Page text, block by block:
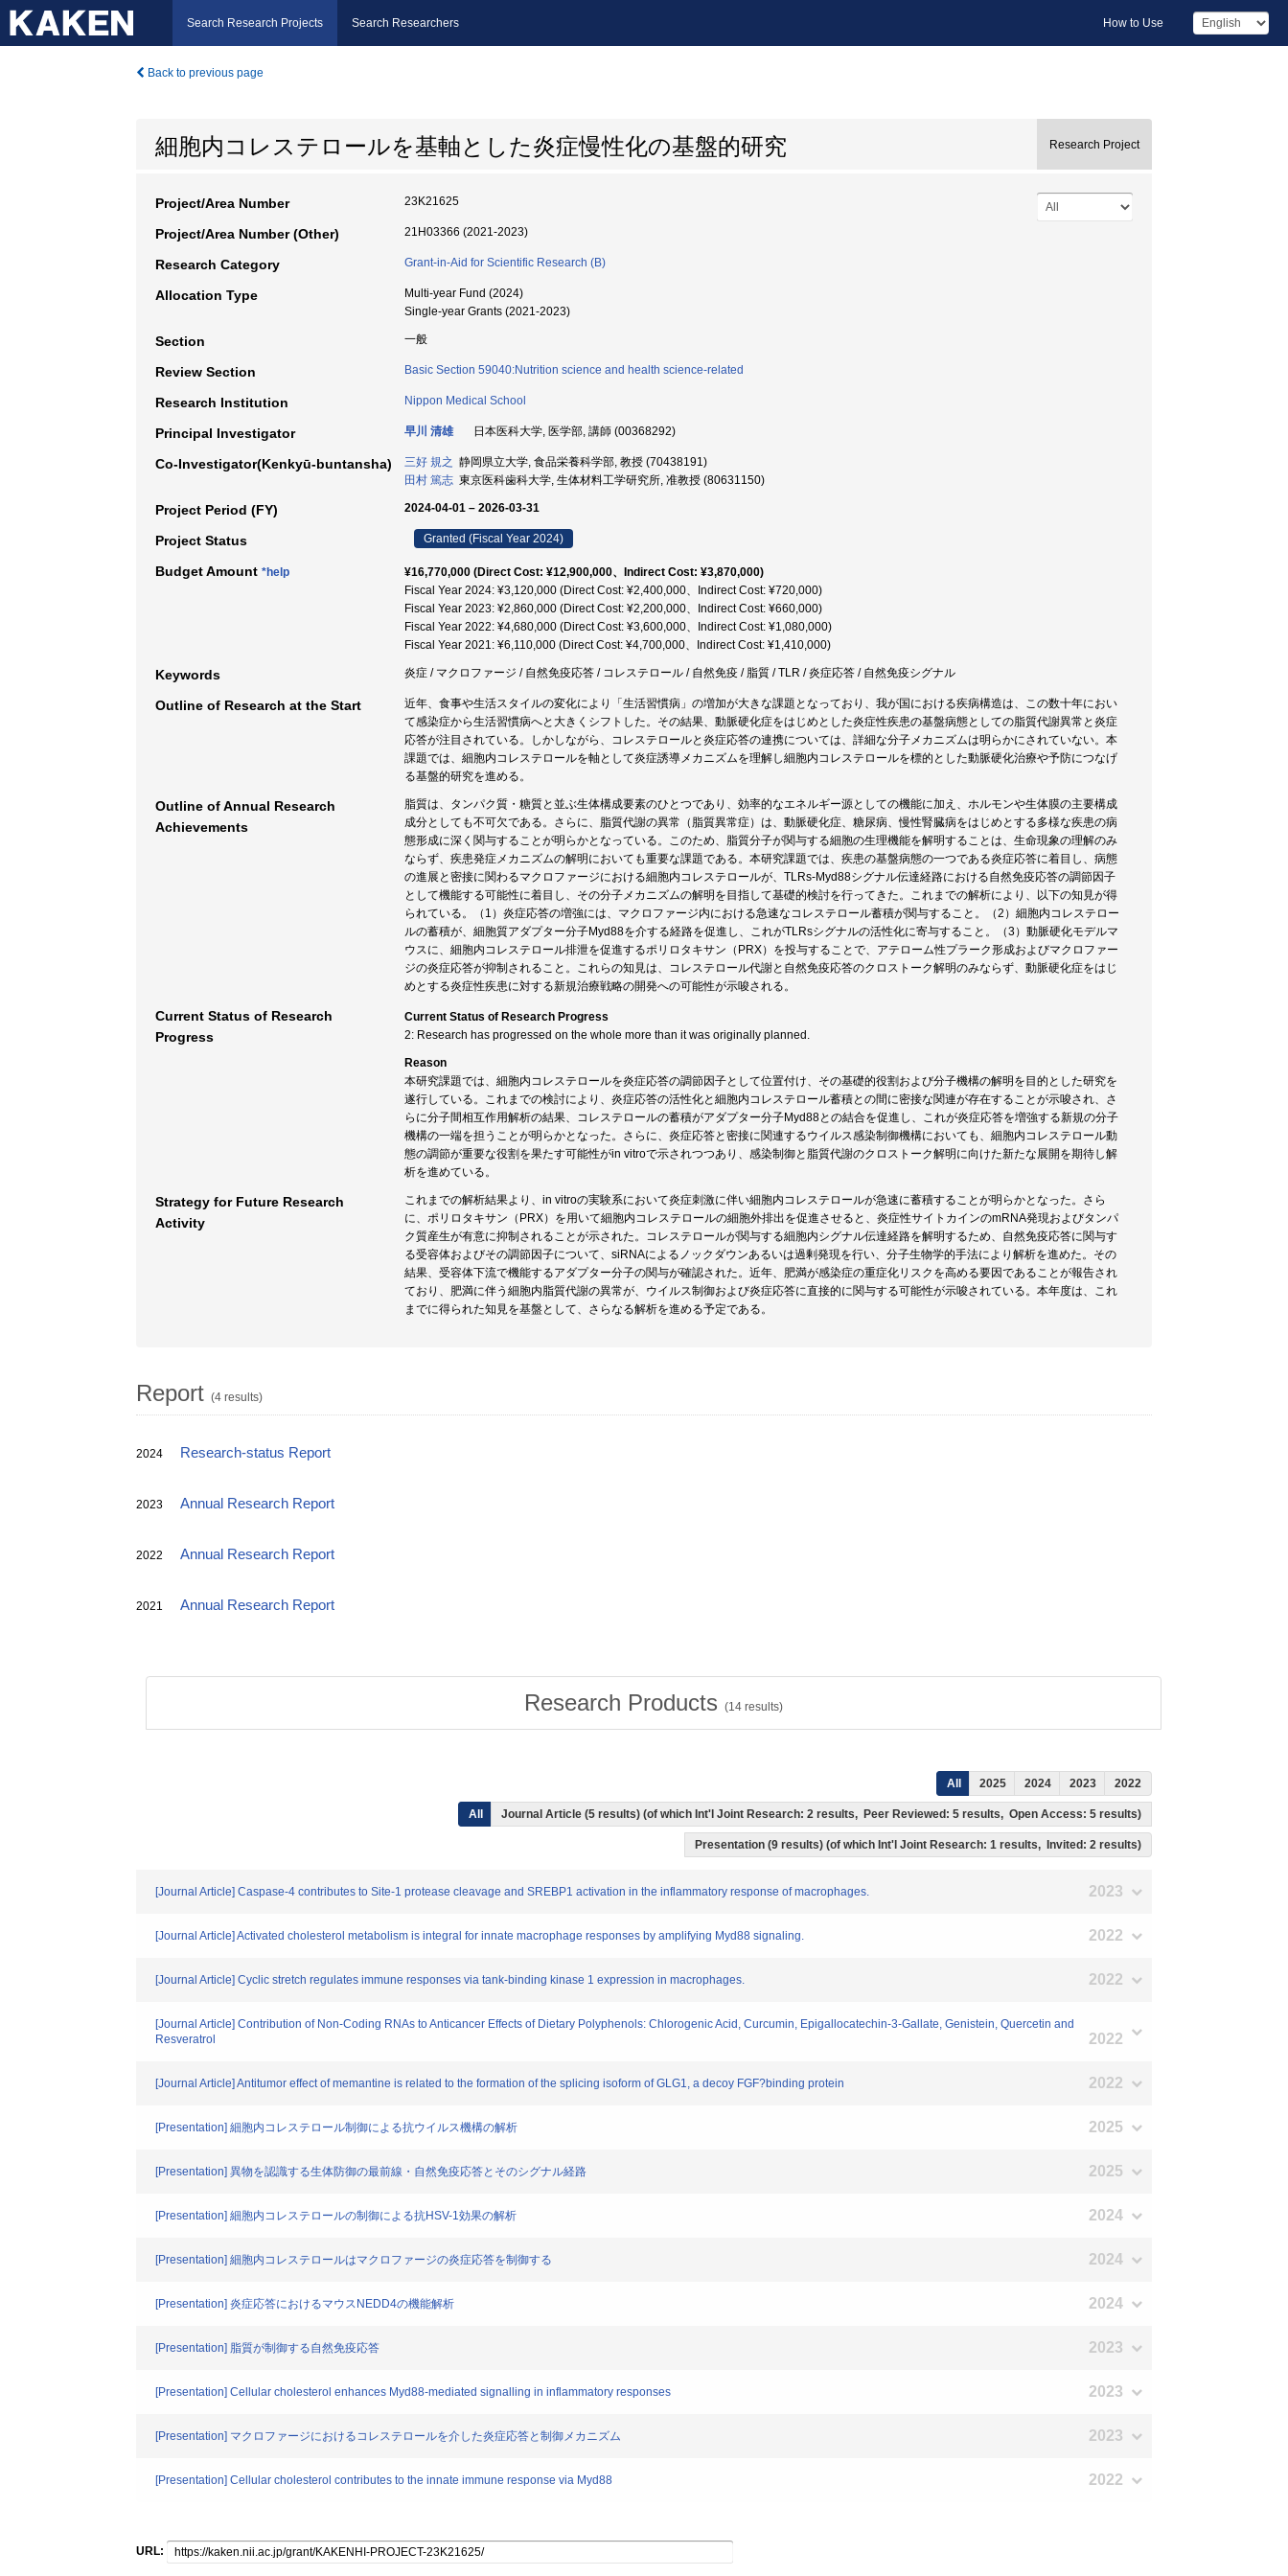
Search Research Projects Search Researchers How to Use
Back to previous page
細胞内コレステロールを基軸とした炎症慢性化の基盤的研究 Research Project
Project/Area Number 23K21625
Project/Area Number (Other) 21H03366 (2021-2023)
Research Category Grant-in-Aid for Scientific Research (B)
Allocation Type
Multi-year Fund (2024)
Single-year Grants (2021-2023)
Section 一般
Review Section Basic Section 59040:Nutrition science and health science-related
Research Institution Nippon Medical School
Principal Investigator 早川 清雄 日本医科大学, 医学部, 講師 (00368292)
Co-Investigator(Kenkyū-buntansha) 三好 規之 静岡県立大学, 食品栄養科学部, 教授 (70438191)
田村 篤志 東京医科歯科大学, 生体材料工学研究所, 准教授 (80631150)
Project Period (FY) 2024-04-01 – 2026-03-31
Project Status Granted (Fiscal Year 2024)
Budget Amount *help
¥16,770,000 (Direct Cost: ¥12,900,000、Indirect Cost: ¥3,870,000)
Fiscal Year 2024: ¥3,120,000 (Direct Cost: ¥2,400,000、Indirect Cost: ¥720,000)
Fiscal Year 2023: ¥2,860,000 (Direct Cost: ¥2,200,000、Indirect Cost: ¥660,000)
Fiscal Year 2022: ¥4,680,000 (Direct Cost: ¥3,600,000、Indirect Cost: ¥1,080,000)
Fiscal Year 2021: ¥6,110,000 (Direct Cost: ¥4,700,000、Indirect Cost: ¥1,410,000)
Keywords 炎症 / マクロファージ / 自然免疫応答 / コレステロール / 自然免疫 / 脂質 / TLR / 炎症応答 / 自然免疫シグナル
Outline of Research at the Start
近年、食事や生活スタイルの変化により「生活習慣病」の増加が大きな課題となっており、我が国における疾病構造は、この数十年におい
て感染症から生活習慣病へと大きくシフトした。その結果、動脈硬化症をはじめとした炎症性疾患の基盤病態としての脂質代謝異常と炎症
応答が注目されている。しかしながら、コレステロールと炎症応答の連携については、詳細な分子メカニズムは明らかにされていない。本
課題では、細胞内コレステロールを軸として炎症誘導メカニズムを理解し細胞内コレステロールを標的とした動脈硬化治療や予防につなげ
る基盤的研究を進める。
Outline of Annual Research
Achievements
脂質は、タンパク質・糖質と並ぶ生体構成要素のひとつであり、効率的なエネルギー源としての機能に加え、ホルモンや生体膜の主要構成
成分としても不可欠である。さらに、脂質代謝の異常（脂質異常症）は、動脈硬化症、糖尿病、慢性腎臓病をはじめとする多様な疾患の病
態形成に深く関与することが明らかとなっている。このため、脂質分子が関与する細胞の生理機能を解明することは、生命現象の理解のみ
ならず、疾患発症メカニズムの解明においても重要な課題である。本研究課題では、疾患の基盤病態の一つである炎症応答に着目し、病態
の進展と密接に関わるマクロファージにおける細胞内コレステロールが、TLRs-Myd88シグナル伝達経路における自然免疫応答の調節因子
として機能する可能性に着目し、その分子メカニズムの解明を目指して基礎的検討を行ってきた。これまでの解析により、以下の知見が得
られている。（1）炎症応答の増強には、マクロファージ内における急速なコレステロール蓄積が関与すること。（2）細胞内コレステロー
ルの蓄積が、細胞質アダプター分子Myd88を介する経路を促進し、これがTLRsシグナルの活性化に寄与すること。（3）動脈硬化モデルマ
ウスに、細胞内コレステロール排泄を促進するポリロタキサン（PRX）を投与することで、アテローム性プラーク形成およびマクロファー
ジの炎症応答が抑制されること。これらの知見は、コレステロール代謝と自然免疫応答のクロストーク解明のみならず、動脈硬化症をはじ
めとする炎症性疾患に対する新規治療戦略の開発への可能性が示唆される。
Current Status of Research
Progress
Current Status of Research Progress
2: Research has progressed on the whole more than it was originally planned.
Reason
本研究課題では、細胞内コレステロールを炎症応答の調節因子として位置付け、その基礎的役割および分子機構の解明を目的とした研究を
遂行している。これまでの検討により、炎症応答の活性化と細胞内コレステロール蓄積との間に密接な関連が存在することが示唆され、さ
らに分子間相互作用解析の結果、コレステロールの蓄積がアダプター分子Myd88との結合を促進し、これが炎症応答を増強する新規の分子
機構の一端を担うことが明らかとなった。さらに、炎症応答と密接に関連するウイルス感染制御機構においても、細胞内コレステロール動
態の調節が重要な役割を果たす可能性がin vitroで示されつつあり、感染制御と脂質代謝のクロストーク解明に向けた新たな展開を期待し解
析を進めている。
Strategy for Future Research
Activity
これまでの解析結果より、in vitroの実験系において炎症刺激に伴い細胞内コレステロールが急速に蓄積することが明らかとなった。さら
に、ポリロタキサン（PRX）を用いて細胞内コレステロールの細胞外排出を促進させると、炎症性サイトカインのmRNA発現およびタンパ
ク質産生が有意に抑制されることが示された。コレステロールが関与する細胞内シグナル伝達経路を解明するため、自然免疫応答に関与す
る受容体およびその調節因子について、siRNAによるノックダウンあるいは過剰発現を行い、分子生物学的手法により解析を進めた。その
結果、受容体下流で機能するアダプター分子の関与が確認された。近年、肥満が感染症の重症化リスクを高める要因であることが報告され
ており、肥満に伴う細胞内脂質代謝の異常が、ウイルス制御および炎症応答に直接的に関与する可能性が示唆されている。本年度は、これ
までに得られた知見を基盤として、さらなる解析を進める予定である。
Report (4 results)
2024 Research-status Report
2023 Annual Research Report
2022 Annual Research Report
2021 Annual Research Report
Research Products (14 results)
All 2025 2024 2023 2022
All Journal Article (5 results) (of which Int'l Joint Research: 2 results, Peer Reviewed: 5 results, Open Access: 5 results)
Presentation (9 results) (of which Int'l Joint Research: 1 results, Invited: 2 results)
[Journal Article] Caspase-4 contributes to Site-1 protease cleavage and SREBP1 activation in the inflammatory response of macrophages. 2023
[Journal Article] Activated cholesterol metabolism is integral for innate macrophage responses by amplifying Myd88 signaling. 2022
[Journal Article] Cyclic stretch regulates immune responses via tank-binding kinase 1 expression in macrophages. 2022
[Journal Article] Contribution of Non-Coding RNAs to Anticancer Effects of Dietary Polyphenols: Chlorogenic Acid, Curcumin, Epigallocatechin-3-Gallate, Genistein, Quercetin and
Resveratrol
2022
[Journal Article] Antitumor effect of memantine is related to the formation of the splicing isoform of GLG1, a decoy FGF?binding protein 2022
[Presentation] 細胞内コレステロール制御による抗ウイルス機構の解析 2025
[Presentation] 異物を認識する生体防御の最前線・自然免疫応答とそのシグナル経路 2025
[Presentation] 細胞内コレステロールの制御による抗HSV-1効果の解析 2024
[Presentation] 細胞内コレステロールはマクロファージの炎症応答を制御する 2024
[Presentation] 炎症応答におけるマウスNEDD4の機能解析 2024
[Presentation] 脂質が制御する自然免疫応答 2023
[Presentation] Cellular cholesterol enhances Myd88-mediated signalling in inflammatory responses 2023
[Presentation] マクロファージにおけるコレステロールを介した炎症応答と制御メカニズム 2023
[Presentation] Cellular cholesterol contributes to the innate immune response via Myd88 2022
URL: